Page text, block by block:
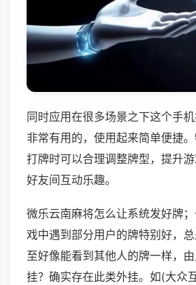
同时应用在很多场景之下这个手
非常有用的，使用起来简单便捷
打牌时可以合理调整牌型，提升
好友间互动乐趣。
微乐云南麻将怎么让系统发好牌
戏中遇到部分用户的牌特别好，
至好像能看到其他人的牌一样，
挂？确实存在此类外挂。如(大众